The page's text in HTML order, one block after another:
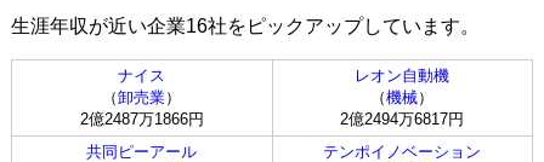
生涯年収が近い企業16社をピックアップしています。
ナイス
（卸売業）
2億2487万1866円
レオン自動機
（機械）
2億2494万6817円
共同ピーアール
テンポイノベーション